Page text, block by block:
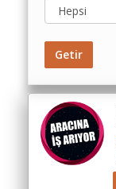
Maliyet
Hesaplama
Şartname
Karşılaştırma
Robotu
Masaüstü
Maliyet
Programı
Getir